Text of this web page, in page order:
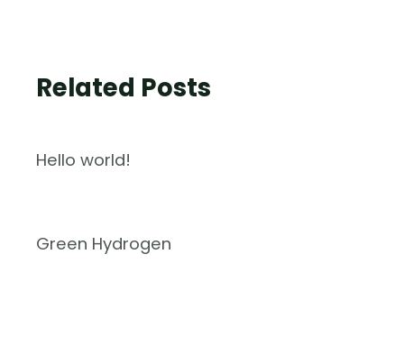
Related Posts
Hello world!
Green Hydrogen